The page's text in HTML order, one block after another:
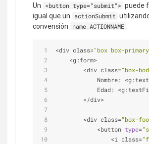
Un <button type="submit"> puede
igual que un
actionSubmit
convensión
name_ACTIONNAME :
<div class="box box-
<g:form>
<div class="box-
            Nombre:
<
            Edad:
<
</div>
<div class="box-
<button type=
<i class=